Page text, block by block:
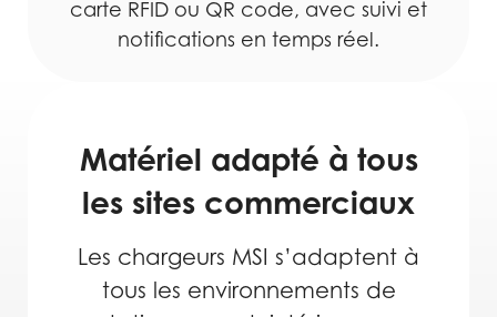
pour sites commerciaux
carte RFID ou QR code, avec suivi et
notifications en temps réel.
Matériel adapté à tous
les sites commerciaux
Les chargeurs MSI s’adaptent à
tous les environnements de